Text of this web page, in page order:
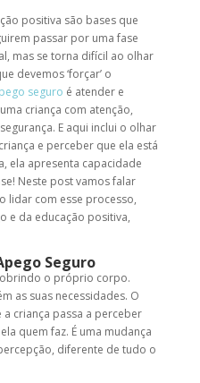
positiva são bases que
passar por uma fase
mas se torna difícil ao olhar
devemos ‘forçar’ o
seguro é atender e
criança com atenção,
E aqui inclui o olhar
e perceber que ela está
ela apresenta capacidade
Neste post vamos falar
lidar com esse processo,
e da educação positiva,
Seguro
o próprio corpo.
as suas necessidades. O
criança passa a perceber
quem faz. É uma mudança
diferente de tudo o